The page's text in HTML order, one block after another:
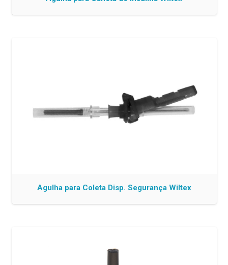
Agulha para Coleta Disp. Segurança Wiltex